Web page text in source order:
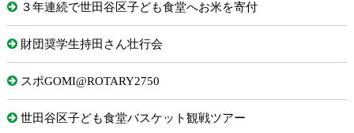
３年連続で世田谷区子ども食堂へお米を寄付
財団奨学生持田さん壮行会
スポGOMI@ROTARY2750
世田谷区子ども食堂バスケット観戦ツアー